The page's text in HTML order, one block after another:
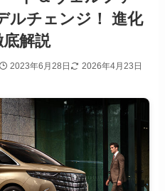
ルチェンジ！ 進化
解説
2023年6月28日 2026年4月23日